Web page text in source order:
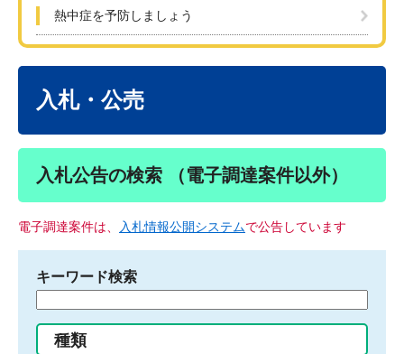
熱中症を予防しましょう
入札・公売
入札公告の検索 （電子調達案件以外）
電子調達案件は、 入札情報公開システムで公告しています
キーワード検索
種類